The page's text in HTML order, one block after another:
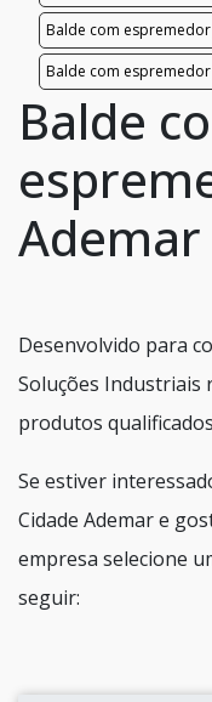
Balde com espremedor
Balde com espremedor
Balde
Ademar
Desenvolvido para
Soluções Industriais
produtos
Se estiver
Cidade Ademar e
empresa selecione
seguir: